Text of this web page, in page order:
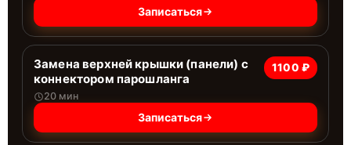
Записаться
Замена верхней крышки (панели) с
коннектором парошланга
20 мин
1100 ₽
Записаться